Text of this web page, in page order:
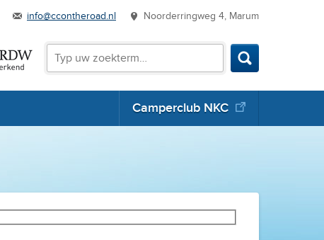
info@ccontheroad.nl Noorderringweg 4, Marum
Zoeken
Zoeken
Camperclub NKC